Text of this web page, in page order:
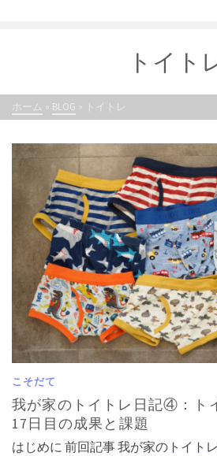
トイト
ホーム » BLOG » トイトレ
こそだて
我が家のトイトレ日記④：ト
17日目の成果と課題
はじめに 前回記事 我が家のトイト